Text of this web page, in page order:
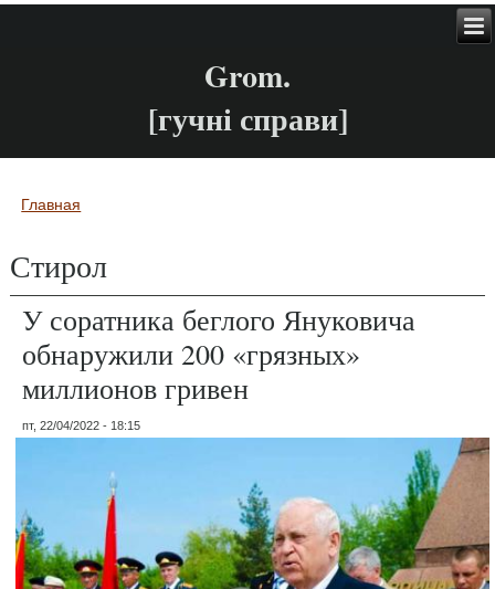
Grom.
[гучні справи]
Вы здесь
Главная
Стирол
У соратника беглого Януковича
обнаружили 200 «грязных»
миллионов гривен
пт, 22/04/2022 - 18:15